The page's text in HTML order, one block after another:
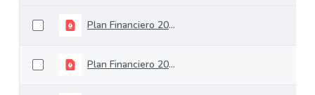
Plan Financiero 2025
Plan Financiero 2016